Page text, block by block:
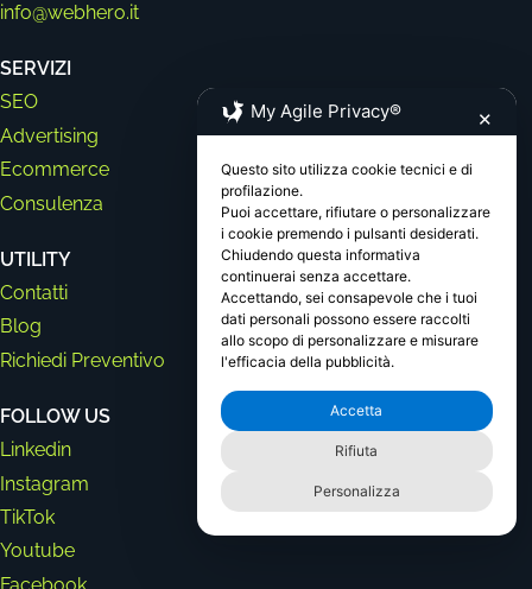
info@webhero.it
SERVIZI
SEO
Advertising
Ecommerce
Consulenza
UTILITY
Contatti
Blog
Richiedi Preventivo
FOLLOW US
Linkedin
Instagram
TikTok
Youtube
My Agile Privacy® ✕
Questo sito utilizza cookie tecnici e di
profilazione.
Puoi accettare, rifiutare o personalizzare
i cookie premendo i pulsanti desiderati.
Chiudendo questa informativa
continuerai senza accettare.
Accettando, sei consapevole che i tuoi
dati personali possono essere raccolti
allo scopo di personalizzare e misurare
l'efficacia della pubblicità.
Accetta
Rifiuta
Personalizza